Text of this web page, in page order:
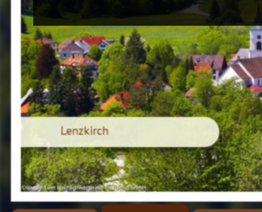
Copyright der Hochschwarzwald Tourismus GmbH
Lenzkirch